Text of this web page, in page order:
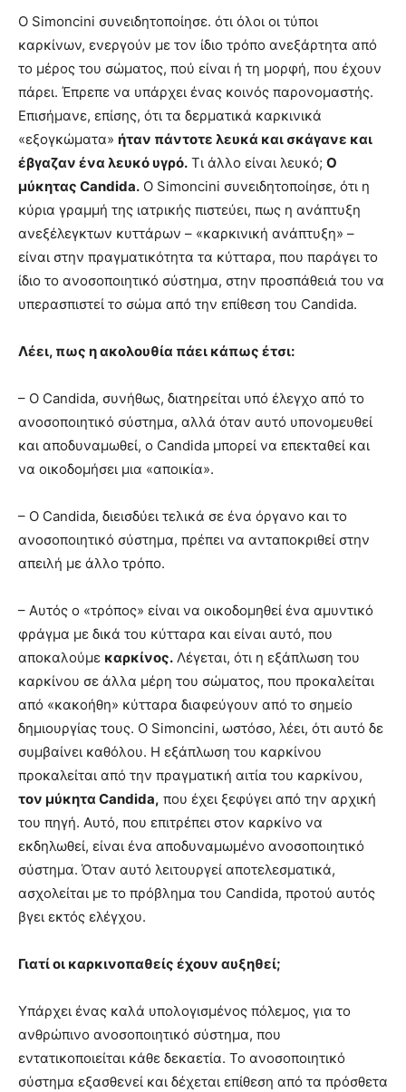
Ο Simoncini συνειδητοποίησε. ότι όλοι οι τύποι
καρκίνων, ενεργούν με τον ίδιο τρόπο ανεξάρτητα από
το μέρος του σώματος, πού είναι ή τη μορφή, που έχουν
πάρει. Έπρεπε να υπάρχει ένας κοινός παρονομαστής.
Επισήμανε, επίσης, ότι τα δερματικά καρκινικά
«εξογκώματα» ήταν πάντοτε λευκά και σκάγανε και
έβγαζαν ένα λευκό υγρό. Τι άλλο είναι λευκό; Ο
μύκητας Candida. Ο Simoncini συνειδητοποίησε, ότι η
κύρια γραμμή της ιατρικής πιστεύει, πως η ανάπτυξη
ανεξέλεγκτων κυττάρων – «καρκινική ανάπτυξη» –
είναι στην πραγματικότητα τα κύτταρα, που παράγει το
ίδιο το ανοσοποιητικό σύστημα, στην προσπάθειά του να
υπερασπιστεί το σώμα από την επίθεση του Candida.
Λέει, πως η ακολουθία πάει κάπως έτσι:
– Ο Candida, συνήθως, διατηρείται υπό έλεγχο από το
ανοσοποιητικό σύστημα, αλλά όταν αυτό υπονομευθεί
και αποδυναμωθεί, ο Candida μπορεί να επεκταθεί και
να οικοδομήσει μια «αποικία».
– Ο Candida, διεισδύει τελικά σε ένα όργανο και το
ανοσοποιητικό σύστημα, πρέπει να ανταποκριθεί στην
απειλή με άλλο τρόπο.
– Αυτός ο «τρόπος» είναι να οικοδομηθεί ένα αμυντικό
φράγμα με δικά του κύτταρα και είναι αυτό, που
αποκαλούμε καρκίνος. Λέγεται, ότι η εξάπλωση του
καρκίνου σε άλλα μέρη του σώματος, που προκαλείται
από «κακοήθη» κύτταρα διαφεύγουν από το σημείο
δημιουργίας τους. Ο Simoncini, ωστόσο, λέει, ότι αυτό δε
συμβαίνει καθόλου. Η εξάπλωση του καρκίνου
προκαλείται από την πραγματική αιτία του καρκίνου,
τον μύκητα Candida, που έχει ξεφύγει από την αρχική
του πηγή. Αυτό, που επιτρέπει στον καρκίνο να
εκδηλωθεί, είναι ένα αποδυναμωμένο ανοσοποιητικό
σύστημα. Όταν αυτό λειτουργεί αποτελεσματικά,
ασχολείται με το πρόβλημα του Candida, προτού αυτός
βγει εκτός ελέγχου.
Γιατί οι καρκινοπαθείς έχουν αυξηθεί;
Υπάρχει ένας καλά υπολογισμένος πόλεμος, για το
ανθρώπινο ανοσοποιητικό σύστημα, που
εντατικοποιείται κάθε δεκαετία. Το ανοσοποιητικό
σύστημα εξασθενεί και δέχεται επίθεση από τα πρόσθετα